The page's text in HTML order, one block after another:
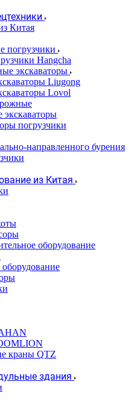
Китая
погрузчики
Hangcha
экскаваторы
Liugong
Lovol
экскаваторы
погрузчики
направленного бурения
из Китая
оборудование
краны QTZ
здания